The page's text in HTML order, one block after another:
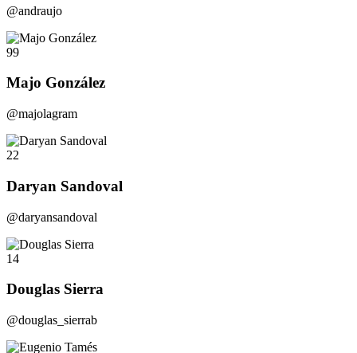
@andraujo
99
Majo González
@majolagram
22
Daryan Sandoval
@daryansandoval
14
Douglas Sierra
@douglas_sierrab